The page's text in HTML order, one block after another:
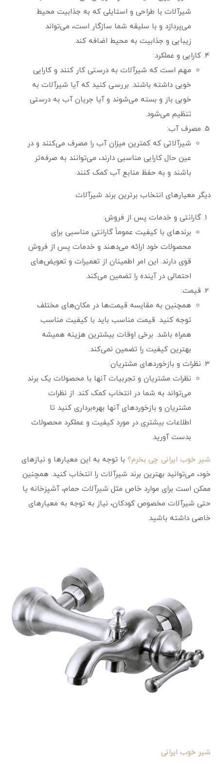
شیرآلات با طراحی و استایلی که به جذابیت محیط
می‌پردازد و با سلیقه شما سازگار است، می‌تواند
زیبایی و جذابیت به محیط اضافه کند.
کارایی و عملکرد:
مهم است که شیرآلات به درستی کار کنند و کارایی
خوبی داشته باشند. بررسی کنید که آیا شیرآلات به
خوبی باز و بسته می‌شوند و آیا جریان آب به درستی
تنظیم می‌شود.
مصرف آب:
شیرآلاتی که کمترین میزان آب را مصرف می‌کنند و در
عین حال کارایی مناسبی دارند، می‌توانند به صرفه‌تر
باشند و به حفظ منابع آب کمک کنند.
دیگر معیارهای انتخاب برترین برند شیرآلات
گارانتی و خدمات پس از فروش:
برندهای با کیفیت عموماً گارانتی مناسبی برای
محصولات خود ارائه می‌دهند و خدمات پس از فروش
قوی دارند. این امر اطمینان از تعمیرات و تعویض‌های
احتمالی در آینده را تضمین می‌کند.
قیمت:
همچنین به مقایسه قیمت‌ها در مکان‌های مختلف
توجه کنید. قیمت مناسب باید با کیفیت مناسب
همراه باشد. برخی اوقات بیشترین هزینه همیشه
بهترین کیفیت را تضمین نمی‌کند.
نظرات و بازخوردهای مشتریان:
نظرات مشتریان و تجربیات آنها با محصولات یک برند
می‌تواند به شما در انتخاب کمک کند. از نظرات
مشتریان و بازخوردهای آنها بهره‌برداری کنید تا
اطلاعات بیشتری در مورد کیفیت و عملکرد محصولات
بدست آورید.
شیر خوب ایرانی چی بخرم؟ با توجه به این معیارها و نیازهای
خود، می‌توانید بهترین برند شیرآلات را انتخاب کنید. همچنین
ممکن است برای موارد خاص مثل شیرآلات حمام، آشپزخانه یا
حتی شیرآلات مخصوص کودکان، نیاز به توجه به معیارهای
خاصی داشته باشید.
شیر خوب ایرانی